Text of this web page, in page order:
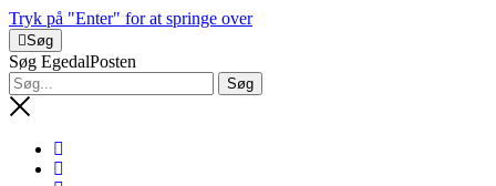
Tryk på "Enter" for at springe over
Søg
Søg EgedalPosten